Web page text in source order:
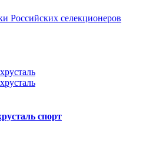
Российских селекционеров
спорт